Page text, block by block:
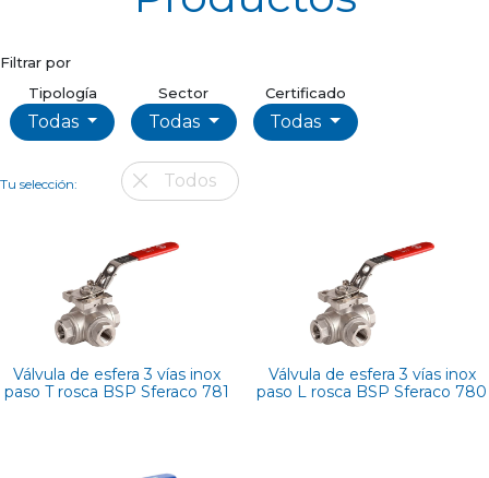
Filtrar por
Tipología
Todas
Sector
Todas
Certificado
Todas
Tu selección: Todos
Válvula de esfera 3 vías inox
paso T rosca BSP Sferaco 781
Válvula de esfera 3 vías inox
paso L rosca BSP Sferaco 780